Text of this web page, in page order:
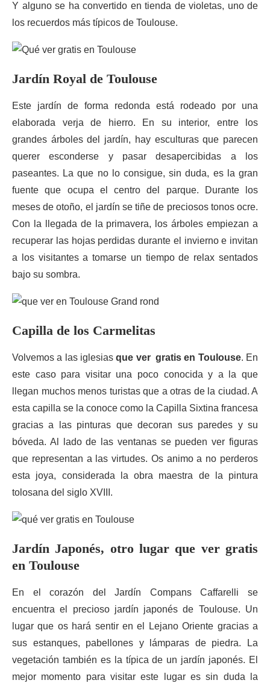
Y alguno se ha convertido en tienda de violetas, uno de
los recuerdos más típicos de Toulouse.
Jardín Royal de Toulouse
Este jardín de forma redonda está rodeado por una
elaborada verja de hierro. En su interior, entre los
grandes árboles del jardín, hay esculturas que parecen
querer esconderse y pasar desapercibidas a los
paseantes. La que no lo consigue, sin duda, es la gran
fuente que ocupa el centro del parque. Durante los
meses de otoño, el jardín se tiñe de preciosos tonos ocre.
Con la llegada de la primavera, los árboles empiezan a
recuperar las hojas perdidas durante el invierno e invitan
a los visitantes a tomarse un tiempo de relax sentados
bajo su sombra.
Capilla de los Carmelitas
Volvemos a las iglesiasque ver gratis en Toulouse. En
este caso para visitar una poco conocida y a la que
llegan muchos menos turistas que a otras de la ciudad. A
esta capilla se la conoce como la Capilla Sixtina francesa
gracias a las pinturas que decoran sus paredes y su
bóveda. Al lado de las ventanas se pueden ver figuras
que representan a las virtudes. Os animo a no perderos
esta joya, considerada la obra maestra de la pintura
tolosana del siglo XVIII.
Jardín Japonés, otro lugar que ver gratis
en Toulouse
En el corazón del Jardín Compans Caffarelli se
encuentra el precioso jardín japonés de Toulouse. Un
lugar que os hará sentir en el Lejano Oriente gracias a
sus estanques, pabellones y lámparas de piedra. La
vegetación también es la típica de un jardín japonés. El
mejor momento para visitar este lugar es sin duda la